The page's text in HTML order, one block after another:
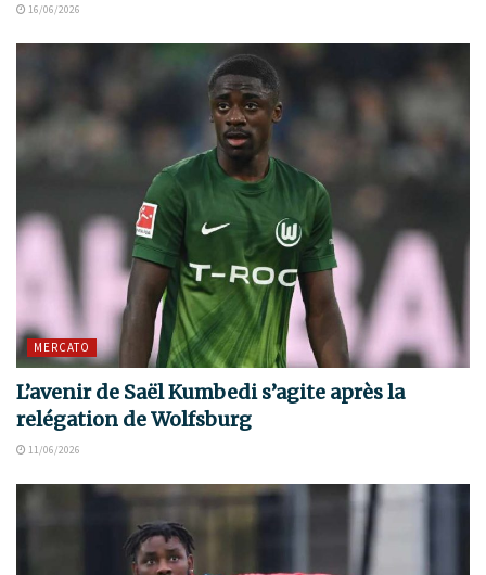
16/06/2026
MERCATO
L’avenir de Saël Kumbedi s’agite après la
relégation de Wolfsburg
11/06/2026